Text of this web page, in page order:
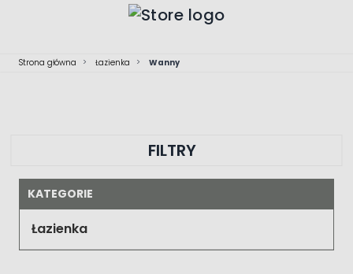
Strona główna > Łazienka > Wanny
FILTRY
KATEGORIE
Łazienka